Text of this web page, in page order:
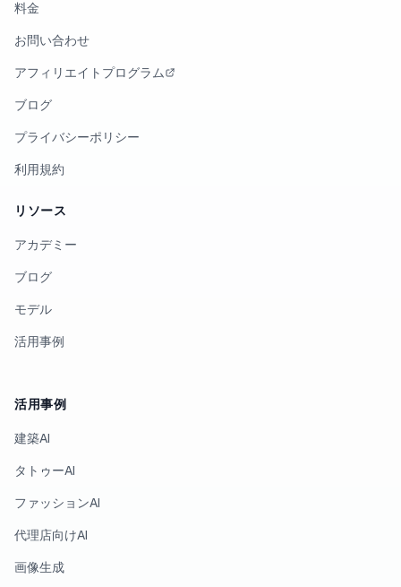
料金
お問い合わせ
アフィリエイトプログラム
ブログ
プライバシーポリシー
利用規約
リソース
アカデミー
ブログ
モデル
活用事例
活用事例
建築AI
タトゥーAI
ファッションAI
代理店向けAI
画像生成